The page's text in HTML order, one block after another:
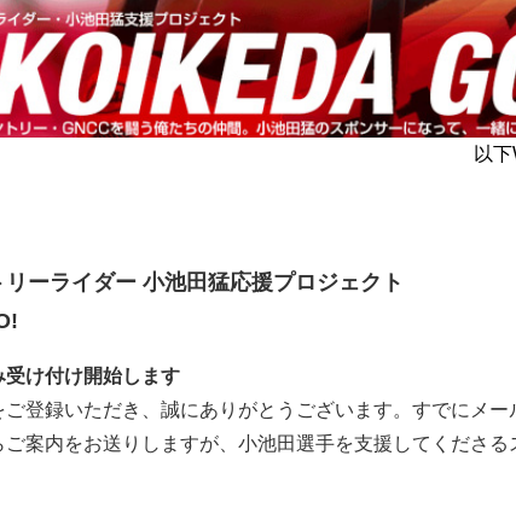
以
ーライダー 小池田猛応援プロジェクト
受け付け開始します
登録いただき、誠にありがとうございます。すでにメー
案内をお送りしますが、小池田選手を支援してくださる